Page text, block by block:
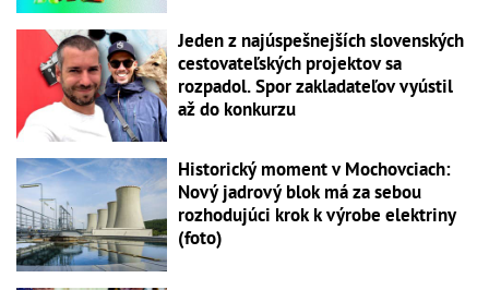
Jeden z najúspešnejších slovenských
cestovateľských projektov sa
rozpadol. Spor zakladateľov vyústil
až do konkurzu
Historický moment v Mochovciach:
Nový jadrový blok má za sebou
rozhodujúci krok k výrobe elektriny
(foto)